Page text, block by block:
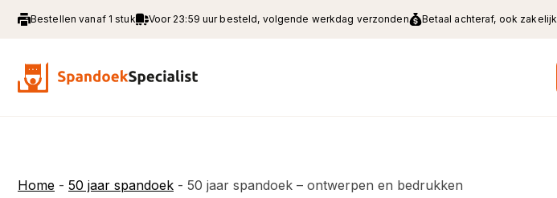
Bestellen vanaf 1 stuk Voor 23:59 uur besteld, volgende werkdag verzonden Betaal achteraf, ook zakelijk
Home - 50 jaar spandoek - 50 jaar spandoek – ontwerpen en bedrukken